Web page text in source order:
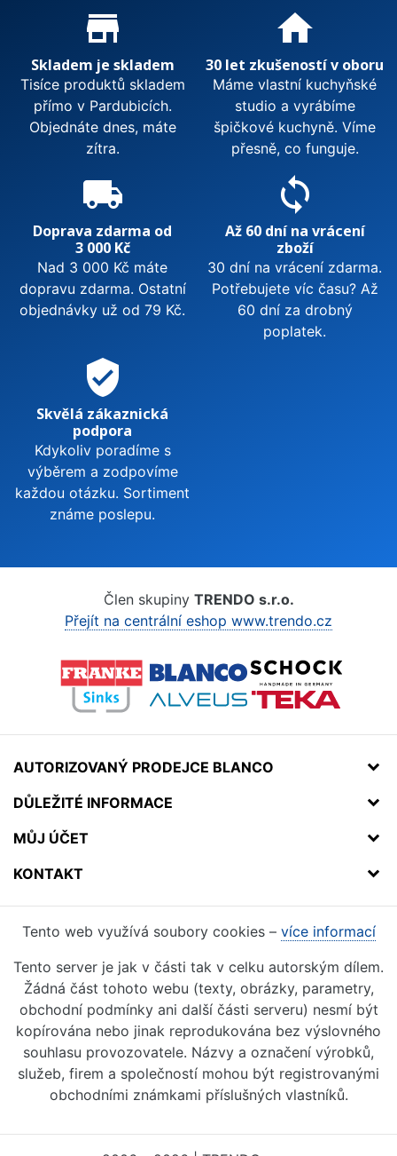
Proč nakupovat u nás?
store_mall_directory
Skladem je skladem
Tisíce produktů skladem
přímo v Pardubicích.
Objednáte dnes, máte
zítra.
home
30 let zkušeností v oboru
Máme vlastní kuchyňské
studio a vyrábíme
špičkové kuchyně. Víme
přesně, co funguje.
local_shipping
Doprava zdarma od
3 000 Kč
Nad 3 000 Kč máte
dopravu zdarma. Ostatní
objednávky už od 79 Kč.
sync
Až 60 dní na vrácení
zboží
30 dní na vrácení zdarma.
Potřebujete víc času? Až
60 dní za drobný
poplatek.
verified_user
Skvělá zákaznická
podpora
Kdykoliv poradíme s
výběrem a zodpovíme
každou otázku. Sortiment
známe poslepu.
Člen skupiny TRENDO s.r.o.
Přejít na centrální eshop www.trendo.cz
AUTORIZOVANÝ PRODEJCE BLANCO
DŮLEŽITÉ INFORMACE
MŮJ ÚČET
KONTAKT
Tento web využívá soubory cookies – více informací
Tento server je jak v části tak v celku autorským dílem.
Žádná část tohoto webu (texty, obrázky, parametry,
obchodní podmínky ani další části serveru) nesmí být
kopírována nebo jinak reprodukována bez výslovného
souhlasu provozovatele. Názvy a označení výrobků,
služeb, firem a společností mohou být registrovanými
obchodními známkami příslušných vlastníků.